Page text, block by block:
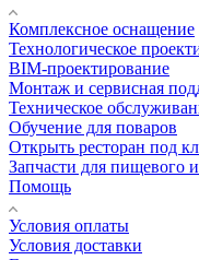
Комплексное оснащение
Технологическое
BIM-проектирование
Монтаж и сервисная
Техническое
Обучение для поваров
Открыть ресторан под
Запчасти для пищевого
Помощь
Условия оплаты
Условия доставки